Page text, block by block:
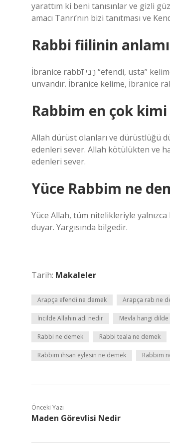
yarattım ki beni tanısınlar ve gizli
amacı Tanrı’nın bizi tanıtması ve
Rabbi fiilinin
İbranice rabbī רַבִּי “efendi, usta” kelimesinden ödünç alınmış bir kelimedir ve Yahudi din bilginlerine verilen
Rabbim en çok kimi
Allah dürüst olanları ve dürüstlüğü
edenleri sever. Allah kötülükten ve
edenleri sever.
Yüce Rabbim ne
Yüce Allah, tüm nitelikleriyle
duyar. Yargısında bilgedir.
Tarih: Makaleler
Arapça efendi ne demek Arapça rab ne
İncilde Allahın adı nedir Mevla hangi dilde
Rabbi ne demek Rabbi teala ne demek
Rabbim ihsan eylesin ne demek Rabbim
Önceki Yazı
Maden Görevlisi Nedir